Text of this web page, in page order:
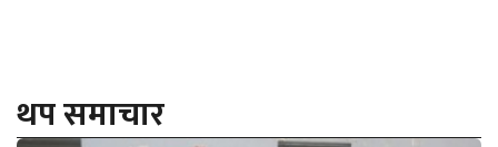
थप समाचार